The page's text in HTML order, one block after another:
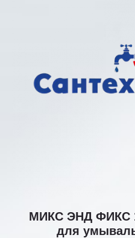
МИКС ЭНД ФИКС
для